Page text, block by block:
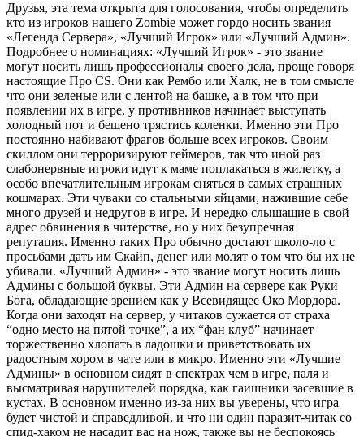
Друзья, эта тема открыта для голосования, чтобы определить
кто из игроков нашего Zombie может гордо носить звания
«Легенда Сервера», «Лучший Игрок» или «Лучший Админ».
Подробнее о номинациях: «Лучший Игрок» - это звание
могут носить лишь профессионалы своего дела, проще говоря
настоящие Про CS. Они как Рембо или Халк, не в том смысле
что они зеленые или с лентой на башке, а в том что при
появлении их в игре, у противников начинает выступать
холодный пот и бешено трястись коленки. Именно эти Про
постоянно набивают фрагов больше всех игроков. Своим
скиллом они терроризируют геймеров, так что иной раз
слабонервные игроки идут к маме поплакаться в жилетку, а
особо впечатлительным игрокам сняться в самых страшных
кошмарах. Эти чуваки со стальными яйцами, нажившие себе
много друзей и недругов в игре. И нередко слышащие в свой
адрес обвинения в читерстве, но у них безупречная
репутация. Именно таких Про обычно достают школо-ло с
просьбами дать им Скайп, денег или молят о том что бы их не
убивали. «Лучший Админ» - это звание могут носить лишь
Админы с большой буквы. Эти Админ на сервере как Руки
Бога, обладающие зрением как у Всевидящее Око Мордора.
Когда они заходят на сервер, у читаков сужается от страха
“одно место на пятой точке”, а их “фан клуб” начинает
торжественно хлопать в ладошки и приветствовать их
радостным хором в чате или в микро. Именно эти «Лучшие
Админы» в основном сидят в спектрах чем в игре, паля и
высматривая нарушителей порядка, как гаишники засевшие в
кустах. В основном именно из-за них вы уверены, что игра
будет чистой и справедливой, и что ни один паразит-читак со
спид-хаком не насадит вас на нож, также вы не беспокоясь